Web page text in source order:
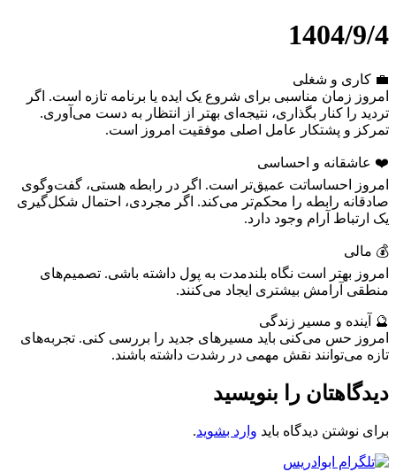
1404/9/4
💼 کاری و شغلی
امروز زمان مناسبی برای شروع یک ایده یا برنامه تازه است. اگر
تردید را کنار بگذاری، نتیجه‌ای بهتر از انتظار به دست می‌آوری.
تمرکز و پشتکار عامل اصلی موفقیت امروز است.
❤️ عاشقانه و احساسی
امروز احساساتت عمیق‌تر است. اگر در رابطه هستی، گفت‌وگوی
صادقانه رابطه را محکم‌تر می‌کند. اگر مجردی، احتمال شکل‌گیری
یک ارتباط آرام وجود دارد.
💰 مالی
امروز بهتر است نگاه بلندمدت به پول داشته باشی. تصمیم‌های
منطقی آرامش بیشتری ایجاد می‌کنند.
🔮 آینده و مسیر زندگی
امروز حس می‌کنی باید مسیرهای جدید را بررسی کنی. تجربه‌های
تازه می‌توانند نقش مهمی در رشدت داشته باشند.
دیدگاهتان را بنویسید
برای نوشتن دیدگاه باید وارد بشوید.